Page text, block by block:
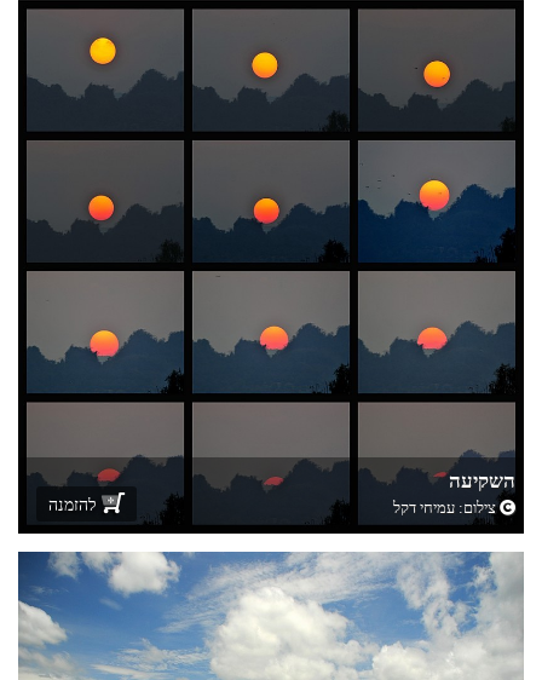
השקיעה
צילום: עמיחי דקל להזמנה